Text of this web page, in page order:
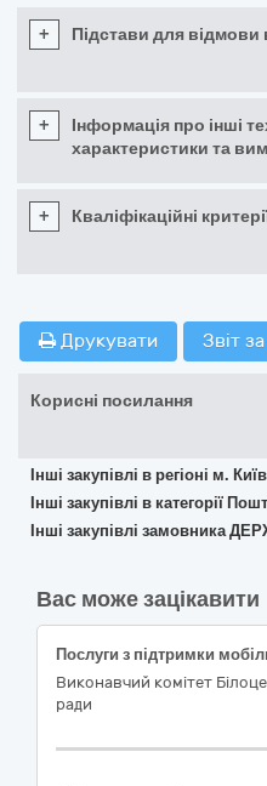
+ Підстави для відмови
+
Інформація про інші
характеристики та
+ Кваліфікаційні
Друкувати Звіт
Корисні посилання
Інші закупівлі в регіоні м. Київ
Інші закупівлі в категорії
Інші закупівлі замовника
Вас може зацікавити
Виконавчий комітет
ради